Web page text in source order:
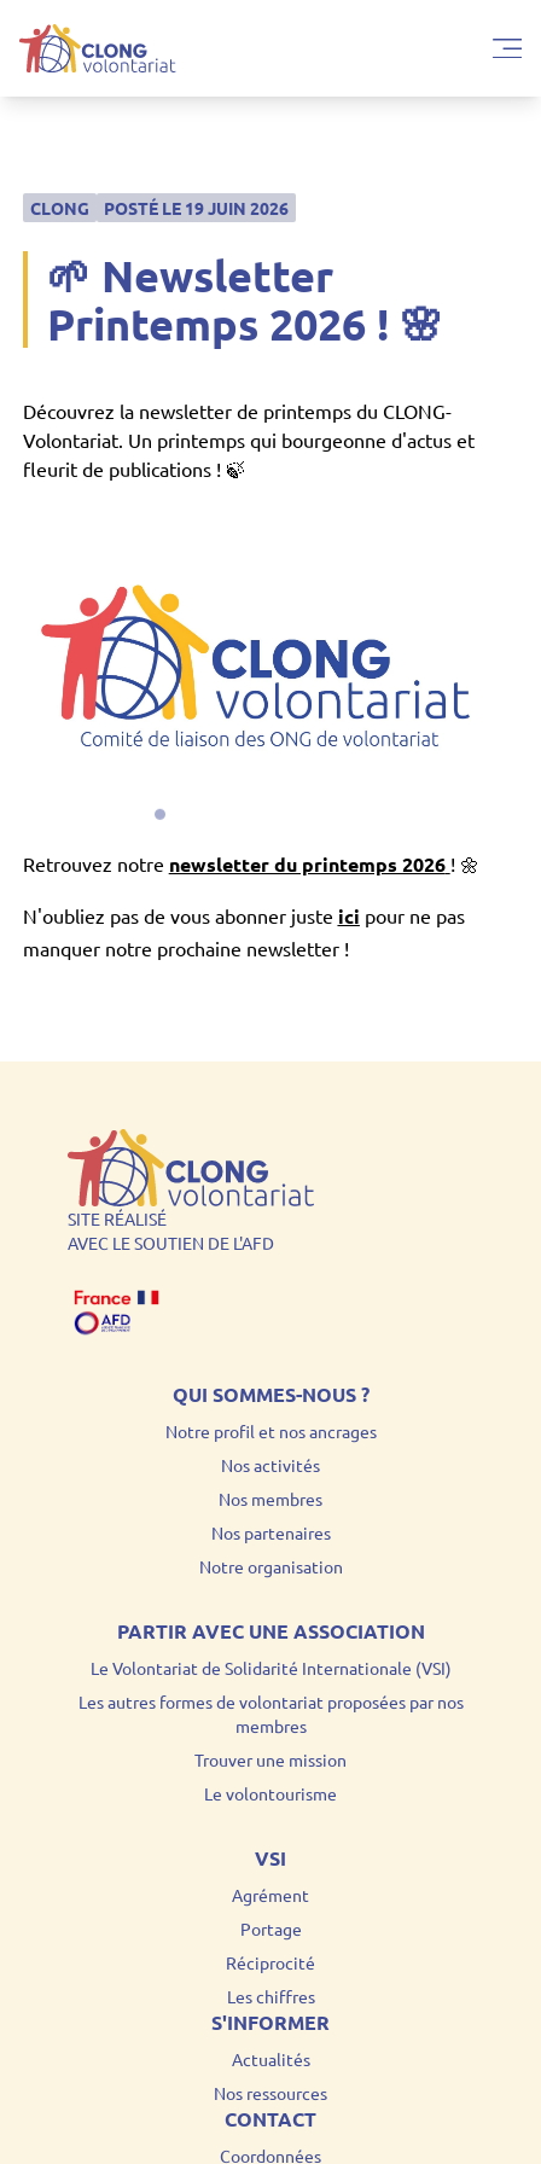
CLONG POSTÉ LE 19 JUIN 2026
🌱 Newsletter
Printemps 2026 ! 🌸
Découvrez la newsletter de printemps du CLONG-
Volontariat. Un printemps qui bourgeonne d'actus et
fleurit de publications ! 🍃
Retrouvez notre newsletter du printemps 2026 ! 🌼
N'oubliez pas de vous abonner juste ici pour ne pas
manquer notre prochaine newsletter!
SITE RÉALISÉ
AVEC LE SOUTIEN DE L'AFD
QUI SOMMES-NOUS ?
Notre profil et nos ancrages
Nos activités
Nos membres
Nos partenaires
Notre organisation
PARTIR AVEC UNE ASSOCIATION
Le Volontariat de Solidarité Internationale (VSI)
Les autres formes de volontariat proposées par nos
membres
Trouver une mission
Le volontourisme
VSI
Agrément
Portage
Réciprocité
Les chiffres
S'INFORMER
Actualités
Nos ressources
CONTACT
Coordonnées